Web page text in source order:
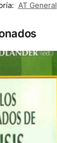
AT General